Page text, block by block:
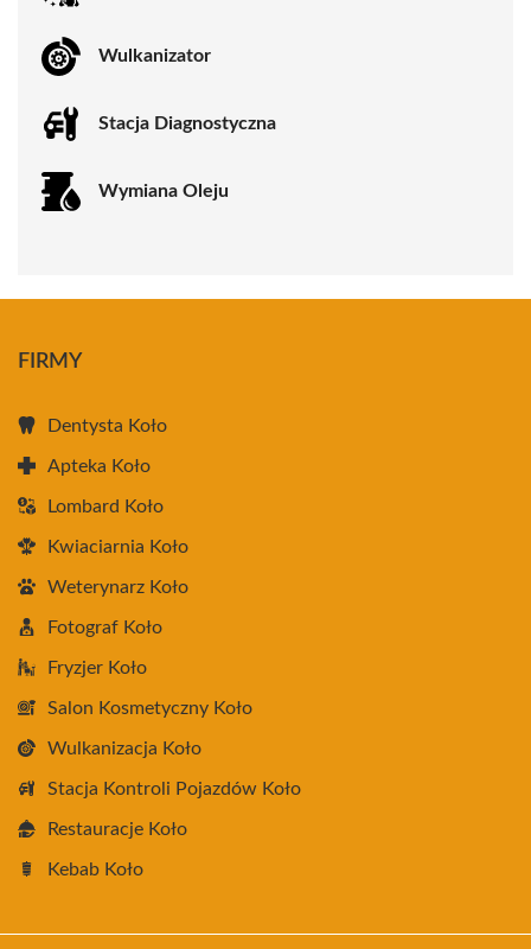
Wulkanizator
Stacja Diagnostyczna
Wymiana Oleju
FIRMY
Dentysta Koło
Apteka Koło
Lombard Koło
Kwiaciarnia Koło
Weterynarz Koło
Fotograf Koło
Fryzjer Koło
Salon Kosmetyczny Koło
Wulkanizacja Koło
Stacja Kontroli Pojazdów Koło
Restauracje Koło
Kebab Koło